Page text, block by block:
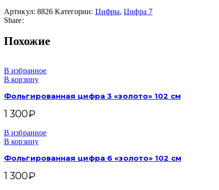
Артикул: 8826Категории: Цифры, Цифра 7
Share:
Похожие
В избранное
В корзину
Фольгированная цифра 3 «золото» 102 см
1 300₽
В избранное
В корзину
Фольгированная цифра 6 «золото» 102 см
1 300₽